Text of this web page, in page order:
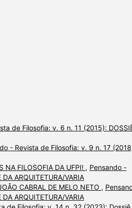
de Filosofia: v. 6 n. 11 (2015):
- Revista de Filosofia: v. 9 n. 17
NA FILOSOFIA DA UFPI! , Pensando -
ARQUITETURA/VARIA
CABRAL DE MELO NETO ,
ARQUITETURA/VARIA